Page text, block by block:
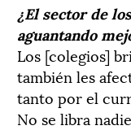
¿El sector de
aguantando
Los [colegios]
también les
tanto por el
No se libra